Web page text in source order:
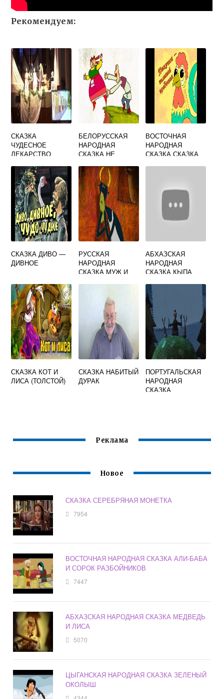
Рекомендуем:
СКАЗКА
ЧУДЕСНОЕ
ЛЕКАРСТВО
БЕЛОРУССКАЯ
НАРОДНАЯ
СКАЗКА НЕ
ВОСТОЧНАЯ
НАРОДНАЯ
СКАЗКА СКАЗКА
МОРСКОМ
СКАЗКА ДИВО —
ДИВНОЕ
РУССКАЯ
НАРОДНАЯ
СКАЗКА МУЖ И
АБХАЗСКАЯ
НАРОДНАЯ
СКАЗКА КЫПА
СКАЗКА КОТ И
ЛИСА (ТОЛСТОЙ)
СКАЗКА НАБИТЫЙ
ДУРАК
ПОРТУГАЛЬСКАЯ
НАРОДНАЯ
СКАЗКА
Реклама
Новое
СКАЗКА СЕРЕБРЯНАЯ МОНЕТКА
7954
ВОСТОЧНАЯ НАРОДНАЯ СКАЗКА АЛИ-БАБА
И СОРОК РАЗБОЙНИКОВ
7447
АБХАЗСКАЯ НАРОДНАЯ СКАЗКА МЕДВЕДЬ
И ЛИСА
5070
ЦЫГАНСКАЯ НАРОДНАЯ СКАЗКА ЗЕЛЕНЫЙ
ОКОЛЫШ